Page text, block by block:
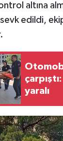
altına
edildi,
yaralı